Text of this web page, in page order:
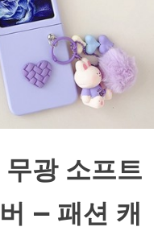
광 소프트
– 패션 캐